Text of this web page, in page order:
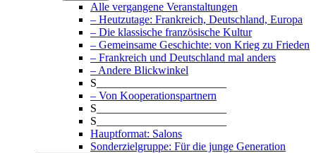
Alle vergangene Veranstaltungen
– Heutzutage: Frankreich, Deutschland, Europa
– Die klassische französische Kultur
– Gemeinsame Geschichte: von Krieg zu Frieden
– Frankreich und Deutschland mal anders
– Andere Blickwinkel
S_______________________
– Von Kooperationspartnern
S_______________________
S_______________________
Hauptformat: Salons
Sonderzielgruppe: Für die junge Generation